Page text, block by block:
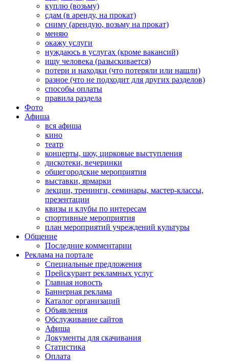
куплю (возьму)
сдам (в аренду, на прокат)
сниму (арендую, возьму на прокат)
меняю
окажу услуги
нуждаюсь в услугах (кроме вакансий)
ищу человека (разыскивается)
потери и находки (что потеряли или нашли)
разное (что не подходит для других разделов)
способы оплаты
правила раздела
Фото
Афиша
вся афиша
кино
театр
концерты, шоу, цирковые выступления
дискотеки, вечеринки
общегородские мероприятия
выставки, ярмарки
лекции, тренинги, семинары, мастер-классы,
презентации
квизы и клубы по интересам
спортивные мероприятия
план мероприятий учреждений культуры
Общение
Последние комментарии
Реклама на портале
Специальные предложения
Прейскурант рекламных услуг
Главная новость
Баннерная реклама
Каталог организаций
Объявления
Обслуживание сайтов
Афиша
Документы для скачивания
Статистика
Оплата